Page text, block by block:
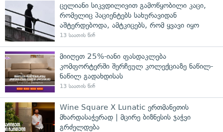
ცელიანი სიკვდილივით გამოწყობილი კაცი,
რომელიც პაციენტებს სახურავიდან
აშტერდებოდა, ამტკიცებს, რომ ყვავი იყო
13 საათის წინ
მიიღეთ 25%-იანი ფასდაკლება
კომფორტერში შერჩეულ კოლექციაზე ნაწილ-
ნაწილ გადახდისას
13 საათის წინ
Wine Square X Lunatic ერთმანეთის
მხარდასაჭერად | მცირე ბიზნესის ჯაჭვი
გრძელდება